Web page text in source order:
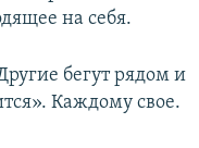
на себя.
бегут рядом и
Каждому свое.